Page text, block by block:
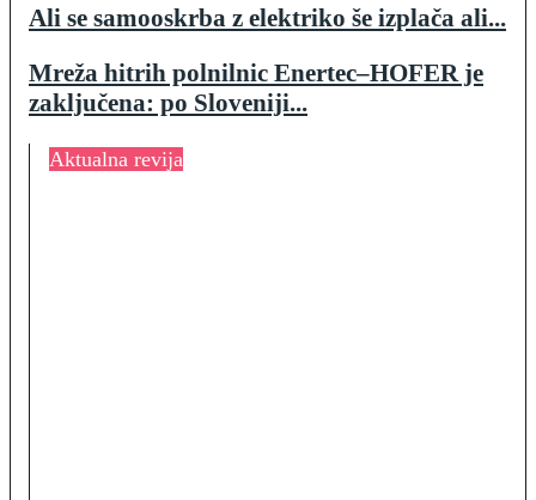
Ali se samooskrba z elektriko še izplača ali...
Mreža hitrih polnilnic Enertec–HOFER je
zaključena: po Sloveniji...
Aktualna revija